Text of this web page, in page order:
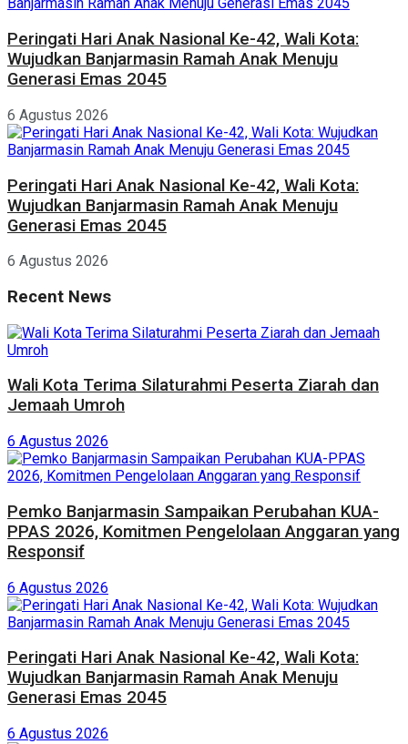
Peringati Hari Anak Nasional Ke-42, Wali Kota:
Wujudkan Banjarmasin Ramah Anak Menuju
Generasi Emas 2045
6 Agustus 2026
Peringati Hari Anak Nasional Ke-42, Wali Kota:
Wujudkan Banjarmasin Ramah Anak Menuju
Generasi Emas 2045
6 Agustus 2026
Recent News
Wali Kota Terima Silaturahmi Peserta Ziarah dan
Jemaah Umroh
6 Agustus 2026
Pemko Banjarmasin Sampaikan Perubahan KUA-
PPAS 2026, Komitmen Pengelolaan Anggaran yang
Responsif
6 Agustus 2026
Peringati Hari Anak Nasional Ke-42, Wali Kota:
Wujudkan Banjarmasin Ramah Anak Menuju
Generasi Emas 2045
6 Agustus 2026